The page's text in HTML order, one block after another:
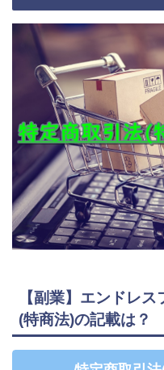
【副業】エンドレ
(特商法)の記載は？